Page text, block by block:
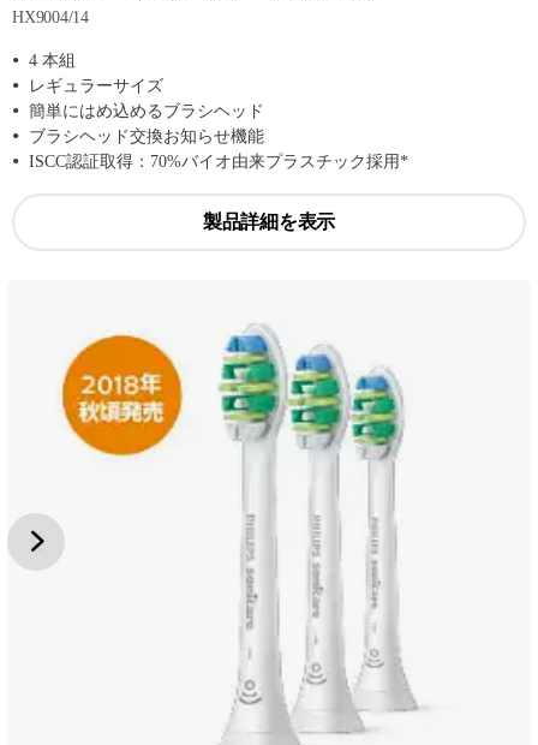
HX9004/14
4 本組
レギュラーサイズ
簡単にはめ込めるブラシヘッド
ブラシヘッド交換お知らせ機能
ISCC認証取得：70%バイオ由来プラスチック採用*
製品詳細を表示